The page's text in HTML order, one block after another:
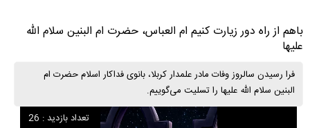
باهم از راه دور زیارت کنیم ام العباس، حضرت ام البنین سلام الله
علیها
فرا رسیدن سالروز وفات مادر علمدار کربلا، بانوی فداکار اسلام حضرت ام
البنین سلام الله علیها را تسلیت می‌گوییم.
تعداد بازدید : 26